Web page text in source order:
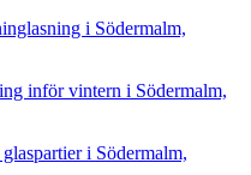
i Södermalm,
inför vintern i Södermalm,
i Södermalm,